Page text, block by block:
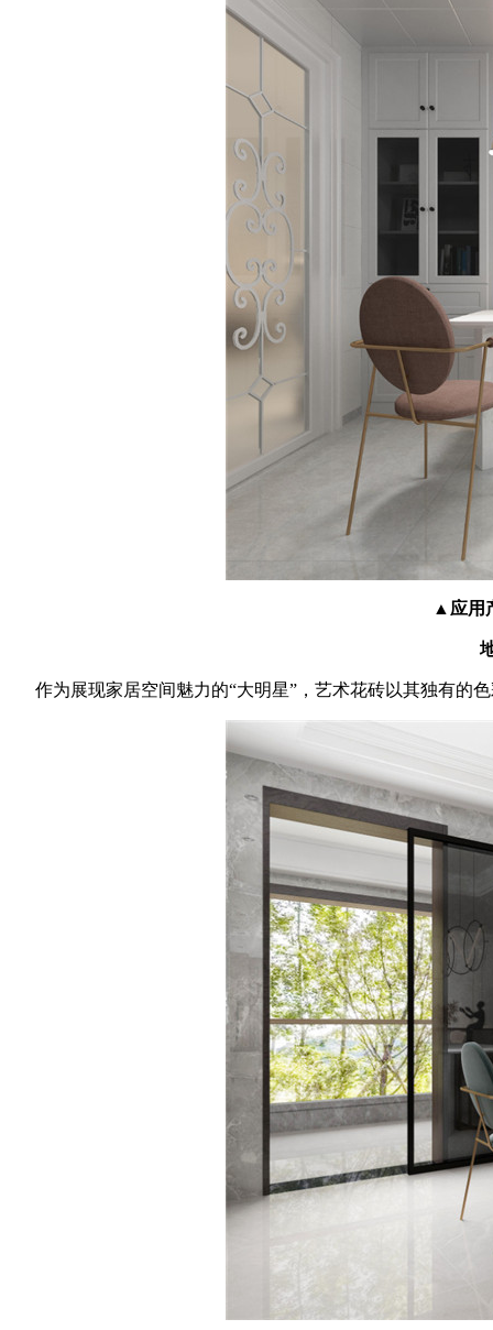
▲应用
作为展现家居空间魅力的“大明星”，艺术花砖以其独有的色